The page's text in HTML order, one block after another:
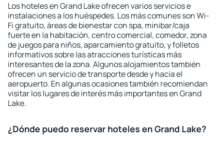
Los hoteles en Grand Lake ofrecen varios servicios e
instalaciones a los huéspedes. Los más comunes son Wi-
Fi gratuito, áreas de bienestar con spa, minibar/caja
fuerte en la habitación, centro comercial, comedor, zona
de juegos para niños, aparcamiento gratuito, y folletos
informativos sobre las atracciones turísticas más
interesantes de la zona. Algunos alojamientos también
ofrecen un servicio de transporte desde y hacia el
aeropuerto. En algunas ocasiones también recomiendan
visitar los lugares de interés más importantes en Grand
Lake.
¿Dónde puedo reservar hoteles en Grand Lake?